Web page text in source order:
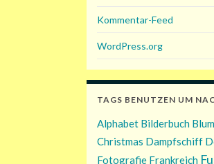
Kommentar-Feed
WordPress.org
TAGS BENUTZEN UM
Alphabet Bilderbuch
Christmas Dampfschiff
Fotografie Frankreich